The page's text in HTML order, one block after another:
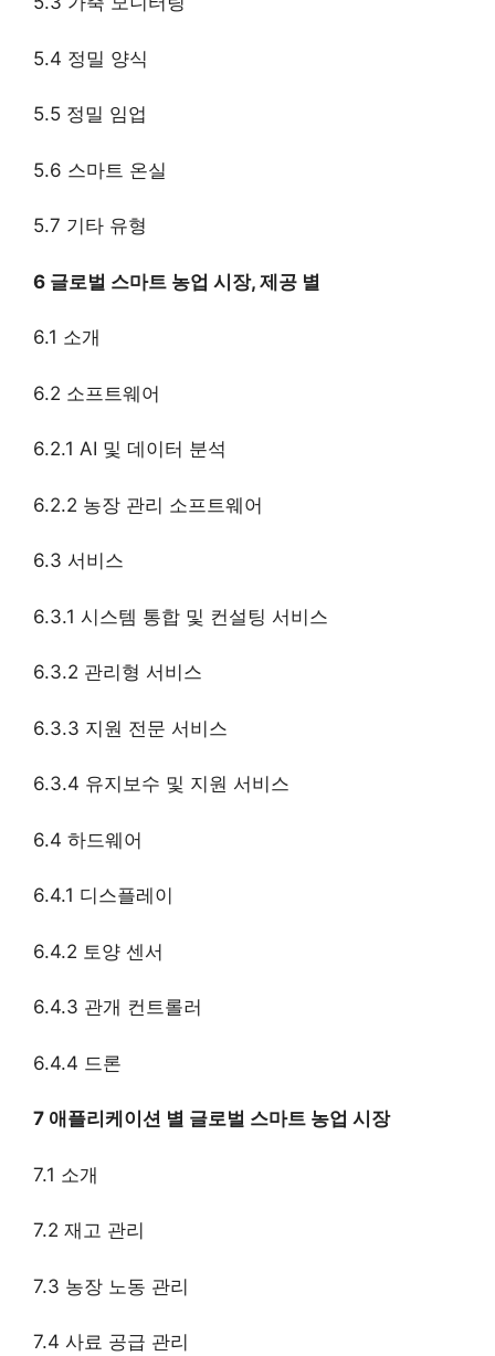
5.4 정밀 양식
5.5 정밀 임업
5.6 스마트 온실
5.7 기타 유형
6 글로벌 스마트 농업 시장, 제공 별
6.1 소개
6.2 소프트웨어
6.2.1 AI 및 데이터 분석
6.2.2 농장 관리 소프트웨어
6.3 서비스
6.3.1 시스템 통합 및 컨설팅 서비스
6.3.2 관리형 서비스
6.3.3 지원 전문 서비스
6.3.4 유지보수 및 지원 서비스
6.4 하드웨어
6.4.1 디스플레이
6.4.2 토양 센서
6.4.3 관개 컨트롤러
6.4.4 드론
7 애플리케이션 별 글로벌 스마트 농업 시장
7.1 소개
7.2 재고 관리
7.3 농장 노동 관리
7.4 사료 공급 관리